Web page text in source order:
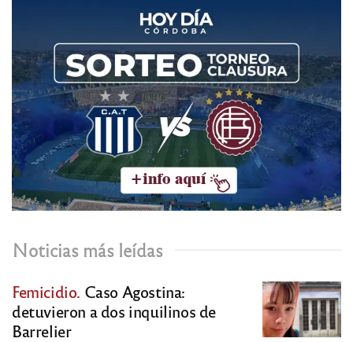
Noticias más leídas
Femicidio. Caso Agostina:
detuvieron a dos inquilinos de
Barrelier